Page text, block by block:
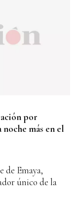
por
más en el
de Emaya,
único de la